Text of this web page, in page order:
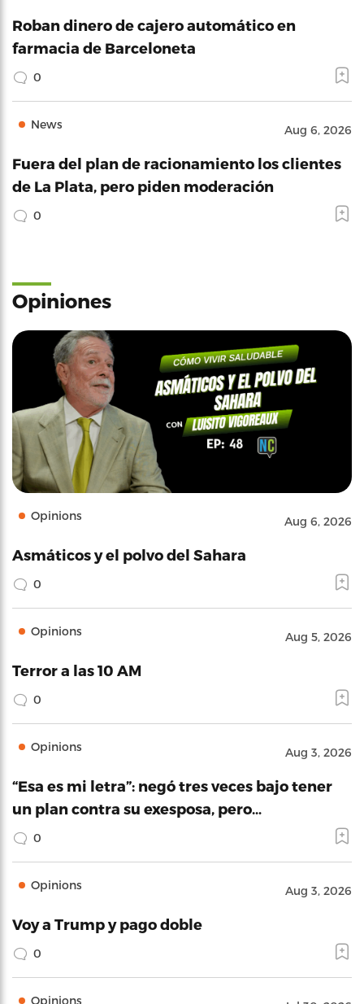
Roban dinero de cajero automático en
farmacia de Barceloneta
0
News Aug 6, 2026
Fuera del plan de racionamiento los clientes
de La Plata, pero piden moderación
0
Opiniones
Opinions Aug 6, 2026
Asmáticos y el polvo del Sahara
0
Opinions Aug 5, 2026
Terror a las 10 AM
0
Opinions Aug 3, 2026
“Esa es mi letra”: negó tres veces bajo tener
un plan contra su exesposa, pero…
0
Opinions Aug 3, 2026
Voy a Trump y pago doble
0
Opinions